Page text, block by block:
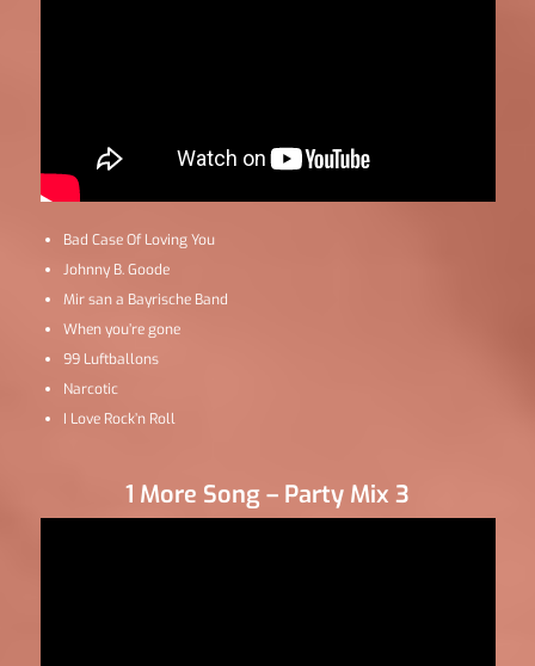
Bad Case Of Loving You
Johnny B. Goode
Mir san a Bayrische Band
When you’re gone
99 Luftballons
Narcotic
I Love Rock’n Roll
1 More Song – Party Mix 3